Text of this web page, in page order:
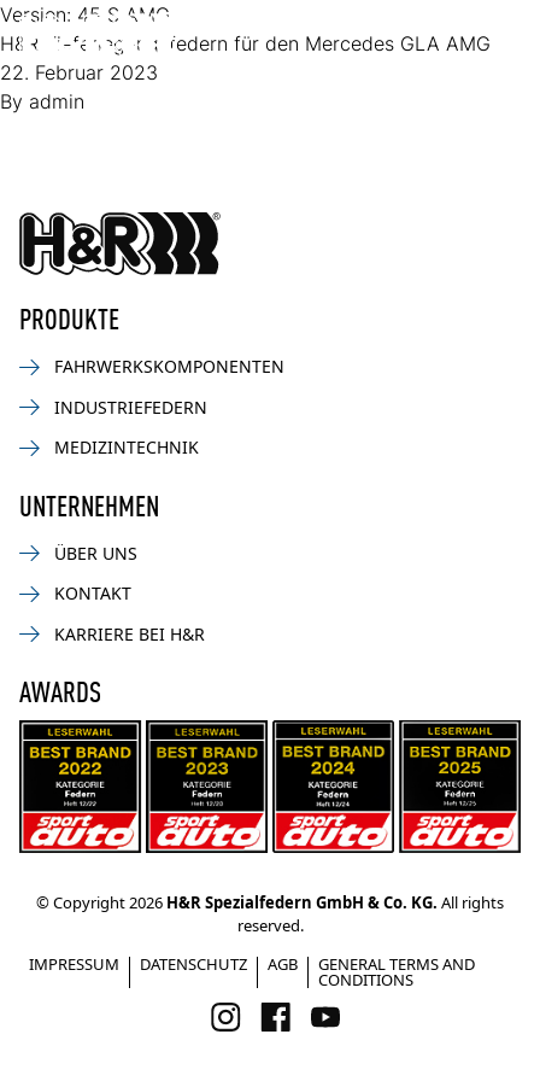
Zum Inhalt springen
Version: 45 S AMG
H&R Tieferlegungsfedern für den Mercedes GLA AMG
22. Februar 2023
By admin
PRODUKTE
FAHRWERKSKOMPONENTEN
INDUSTRIEFEDERN
MEDIZINTECHNIK
UNTERNEHMEN
ÜBER UNS
KONTAKT
KARRIERE BEI H&R
AWARDS
© Copyright 2026 H&R Spezialfedern GmbH & Co. KG. All rights
reserved.
IMPRESSUM
DATENSCHUTZ AGB GENERAL TERMS AND
CONDITIONS